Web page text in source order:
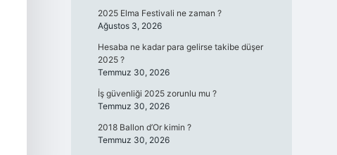
2025 Elma Festivali ne zaman ?
Ağustos 3, 2026
Hesaba ne kadar para gelirse takibe düşer
2025 ?
Temmuz 30, 2026
İş güvenliği 2025 zorunlu mu ?
Temmuz 30, 2026
2018 Ballon d’Or kimin ?
Temmuz 30, 2026